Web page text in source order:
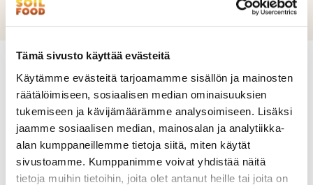
Tämä sivusto käyttää evästeitä
Käytämme evästeitä tarjoamamme sisällön ja mainosten
räätälöimiseen, sosiaalisen median ominaisuuksien
tukemiseen ja kävijämäärämme analysoimiseen. Lisäksi
jaamme sosiaalisen median, mainosalan ja analytiikka-
alan kumppaneillemme tietoja siitä, miten käytät
sivustoamme. Kumppanimme voivat yhdistää näitä
tietoja muihin tietoihin, joita olet antanut heille tai joita on
Maatalouspalvelu T. Haavisto
Atcowork
Matpek
Uittokalusto
skog, fråga gärna mer av försäljnings-teamet.
Experttjänster för jordbrukare